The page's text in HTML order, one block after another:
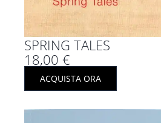
SPRING TALES
18,00 €
ACQUISTA ORA